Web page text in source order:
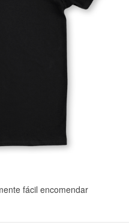
fácil encomendar